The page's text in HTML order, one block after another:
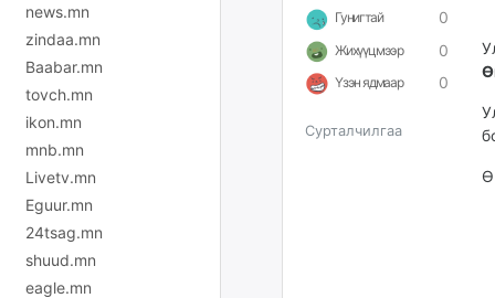
news.mn
zindaa.mn
Baabar.mn
tovch.mn
ikon.mn
mnb.mn
Livetv.mn
Eguur.mn
24tsag.mn
shuud.mn
eagle.mn
Гунигтай 0
Жихүүцмээр 0
Үзэн ядмаар 0
Сурталчилгаа